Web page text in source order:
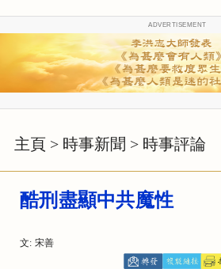
ADVERTISEMENT
主頁 > 時事新聞 > 時事評論
酷刑盡顯中共魔性
文: 宋善